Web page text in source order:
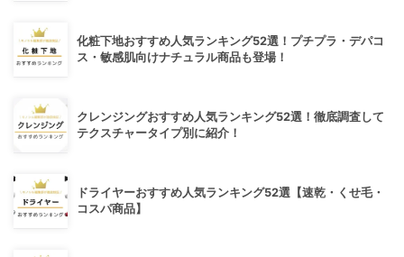
化粧下地おすすめ人気ランキング52選！プチプラ・デパコ
ス・敏感肌向けナチュラル商品も登場！
クレンジングおすすめ人気ランキング52選！徹底調査して
テクスチャータイプ別に紹介！
ドライヤーおすすめ人気ランキング52選【速乾・くせ毛・
コスパ商品】